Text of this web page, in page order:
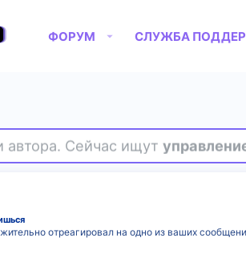
ФОРУМ СЛУЖБА
автора. Сейчас ищут
отреагировал на одно из ваших